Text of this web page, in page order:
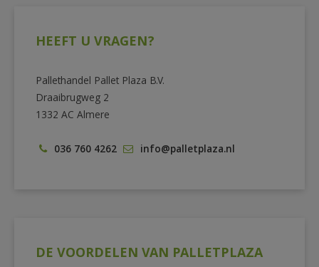
HEEFT U VRAGEN?
Pallethandel Pallet Plaza B.V.
Draaibrugweg 2
1332 AC Almere
036 760 4262 info@palletplaza.nl
DE VOORDELEN VAN PALLETPLAZA